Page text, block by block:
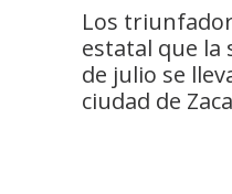
Los
estatal que la
de julio se
ciudad de